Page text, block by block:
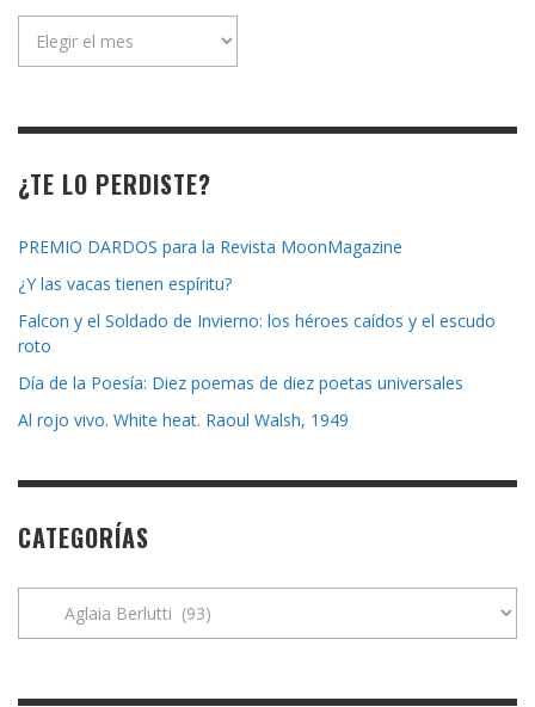
¿TE LO PERDISTE?
PREMIO DARDOS para la Revista MoonMagazine
¿Y las vacas tienen espíritu?
Falcon y el Soldado de Invierno: los héroes caídos y el escudo
roto
Día de la Poesía: Diez poemas de diez poetas universales
Al rojo vivo. White heat. Raoul Walsh, 1949
CATEGORÍAS